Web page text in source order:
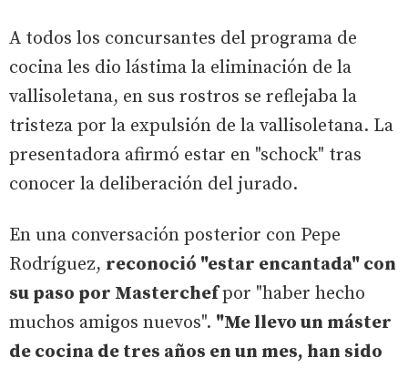
A todos los concursantes del programa de
cocina les dio lástima la eliminación de la
vallisoletana, en sus rostros se reflejaba la
tristeza por la expulsión de la vallisoletana. La
presentadora afirmó estar en "schock" tras
conocer la deliberación del jurado.
En una conversación posterior con Pepe
Rodríguez, reconoció "estar encantada" con
su paso por Masterchefpor "haber hecho
muchos amigos nuevos". "Me llevo un máster
de cocina de tres años en un mes, han sido